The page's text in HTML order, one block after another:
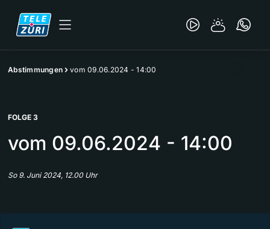
Abstimmungen vom 09.06.2024 - 14:00
FOLGE 3
vom 09.06.2024 - 14:00
So 9. Juni 2024, 12.00 Uhr